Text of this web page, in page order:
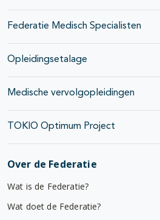
Federatie Medisch Specialisten
Opleidingsetalage
Medische vervolgopleidingen
TOKIO Optimum Project
Over de Federatie
Wat is de Federatie?
Wat doet de Federatie?